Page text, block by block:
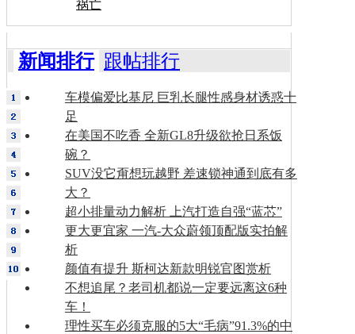
祸亡
新闻排行 跟帖排行
车模偏爱比基尼 巨乳长腿性感身材诱惑十
足
在美国不吃香 全新GL8升级欲抢日系饭
碗？
SUV没它甭想玩越野 差速锁神通到底有多
大？
超小排量动力解析 上汽打造自强“蓝芯”
更大更宜家 一汽-大众蔚领顶配版实拍解
析
颜值有提升 斯柯达新款明锐官图赏析
不想追尾？老司机都说一定要远离这6种
车！
理性买车必须克服的5大“毛病”91.3%的中